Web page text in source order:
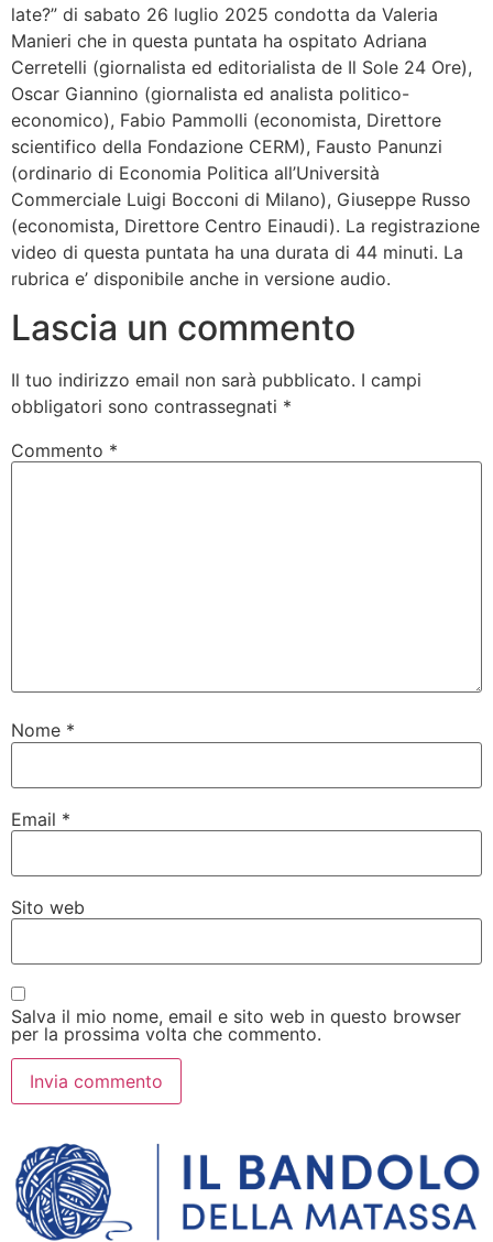
late?” di sabato 26 luglio 2025 condotta da Valeria
Manieri che in questa puntata ha ospitato Adriana
Cerretelli (giornalista ed editorialista de Il Sole 24 Ore),
Oscar Giannino (giornalista ed analista politico-
economico), Fabio Pammolli (economista, Direttore
scientifico della Fondazione CERM), Fausto Panunzi
(ordinario di Economia Politica all’Università
Commerciale Luigi Bocconi di Milano), Giuseppe Russo
(economista, Direttore Centro Einaudi). La registrazione
video di questa puntata ha una durata di 44 minuti. La
rubrica e’ disponibile anche in versione audio.
Lascia un commento
Il tuo indirizzo email non sarà pubblicato. I campi
obbligatori sono contrassegnati *
Commento *
Nome *
Email *
Sito web
Salva il mio nome, email e sito web in questo browser
per la prossima volta che commento.